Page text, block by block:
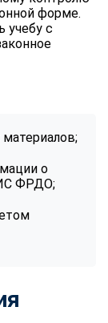
форме.
учебу с
о
ФРДО;